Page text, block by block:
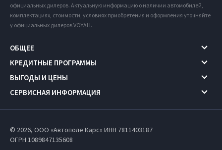
официальных дилеров. Актуальную информацию о наличии автомобилей,
комплектациях, стоимости, условиях приобретения и оформления уточняйте
у официальных дилеров VOYAH.
ОБЩЕЕ
КРЕДИТНЫЕ ПРОГРАММЫ
ВЫГОДЫ И ЦЕНЫ
СЕРВИСНАЯ ИНФОРМАЦИЯ
© 2026, ООО «Автополе Карс» ИНН 7811403187
ОГРН 1089847135608